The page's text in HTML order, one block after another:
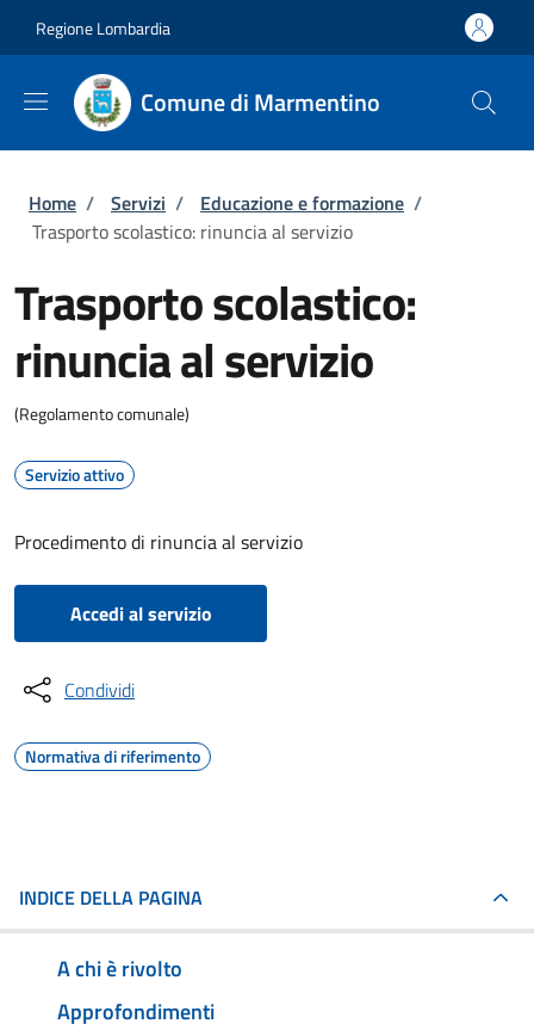
Regione Lombardia
Comune di Marmentino
Briciole di pane
Home / Servizi / Educazione e formazione /
Trasporto scolastico: rinuncia al servizio
Trasporto scolastico:
rinuncia al servizio
(Regolamento comunale)
Servizio attivo
Procedimento di rinuncia al servizio
Accedi al servizio
Condividi
Normativa di riferimento
INDICE DELLA PAGINA
A chi è rivolto
Approfondimenti